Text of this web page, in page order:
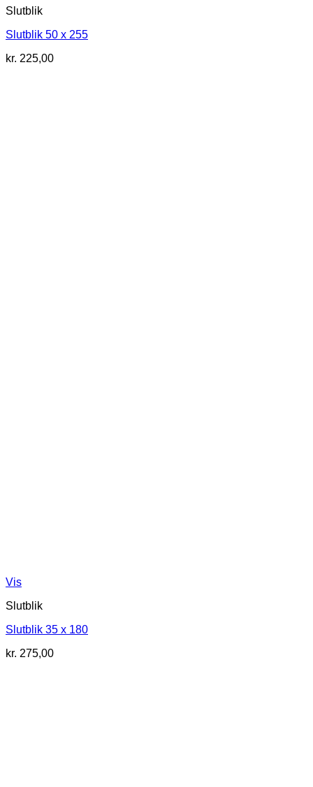
Slutblik
Slutblik 50 x 255
kr. 225,00
Vis
Slutblik
Slutblik 35 x 180
kr. 275,00